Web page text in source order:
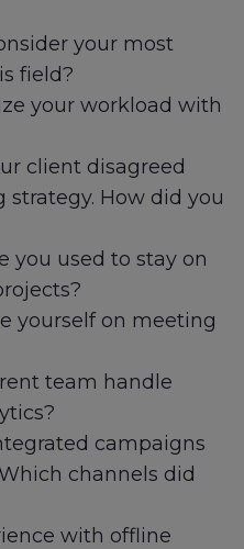
your most
field?
your workload with
client disagreed
How did you
you used to stay on
yourself on meeting
team handle
campaigns
channels did
with offline